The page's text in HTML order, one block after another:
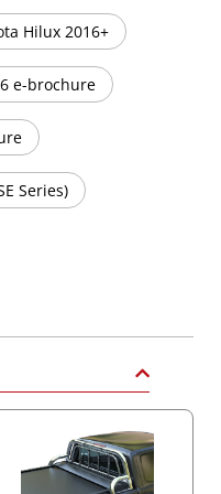
a instalação fácil de
barras
de perfuração.
oferece
para todas as
de Cortes
as lâminas à
(ILS)
com uma alça
Este
confiável, mesmo
ao mesmo tempo
Avançado
Hilux 2016+
e-brochure
Series)